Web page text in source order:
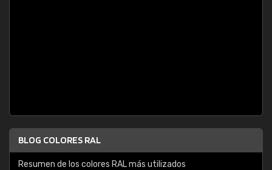
BLOG COLORES RAL
Resumen de los colores RAL más utilizados